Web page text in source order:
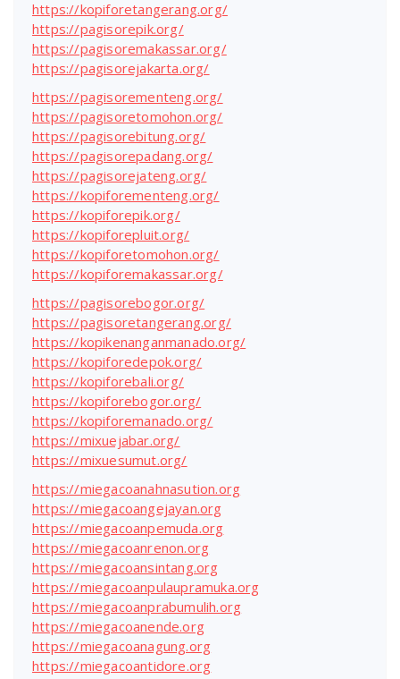
https://kopiforetangerang.org/
https://pagisorepik.org/
https://pagisoremakassar.org/
https://pagisorejakarta.org/
https://pagisorementeng.org/
https://pagisoretomohon.org/
https://pagisorebitung.org/
https://pagisorepadang.org/
https://pagisorejateng.org/
https://kopiforementeng.org/
https://kopiforepik.org/
https://kopiforepluit.org/
https://kopiforetomohon.org/
https://kopiforemakassar.org/
https://pagisorebogor.org/
https://pagisoretangerang.org/
https://kopikenanganmanado.org/
https://kopiforedepok.org/
https://kopiforebali.org/
https://kopiforebogor.org/
https://kopiforemanado.org/
https://mixuejabar.org/
https://mixuesumut.org/
https://miegacoanahnasution.org
https://miegacoangejayan.org
https://miegacoanpemuda.org
https://miegacoanrenon.org
https://miegacoansintang.org
https://miegacoanpulaupramuka.org
https://miegacoanprabumulih.org
https://miegacoanende.org
https://miegacoanagung.org
https://miegacoantidore.org